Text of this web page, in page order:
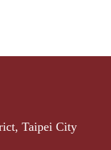
Taipei City